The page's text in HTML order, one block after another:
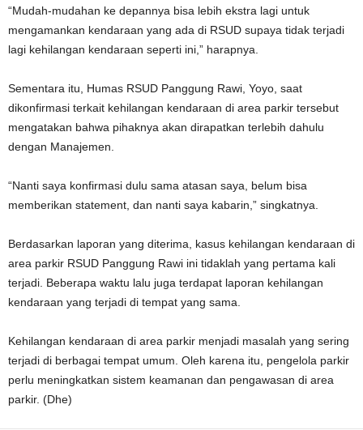
“Mudah-mudahan ke depannya bisa lebih ekstra lagi untuk
mengamankan kendaraan yang ada di RSUD supaya tidak terjadi
lagi kehilangan kendaraan seperti ini,” harapnya.
Sementara itu, Humas RSUD Panggung Rawi, Yoyo, saat
dikonfirmasi terkait kehilangan kendaraan di area parkir tersebut
mengatakan bahwa pihaknya akan dirapatkan terlebih dahulu
dengan Manajemen.
“Nanti saya konfirmasi dulu sama atasan saya, belum bisa
memberikan statement, dan nanti saya kabarin,” singkatnya.
Berdasarkan laporan yang diterima, kasus kehilangan kendaraan di
area parkir RSUD Panggung Rawi ini tidaklah yang pertama kali
terjadi. Beberapa waktu lalu juga terdapat laporan kehilangan
kendaraan yang terjadi di tempat yang sama.
Kehilangan kendaraan di area parkir menjadi masalah yang sering
terjadi di berbagai tempat umum. Oleh karena itu, pengelola parkir
perlu meningkatkan sistem keamanan dan pengawasan di area
parkir. (Dhe)